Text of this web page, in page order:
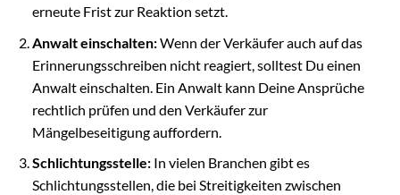
erneute Frist zur Reaktion setzt.
Anwalt einschalten:Wenn der Verkäufer auch auf das
Erinnerungsschreiben nicht reagiert, solltest Du einen
Anwalt einschalten. Ein Anwalt kann Deine Ansprüche
rechtlich prüfen und den Verkäufer zur
Mängelbeseitigung auffordern.
Schlichtungsstelle:In vielen Branchen gibt es
Schlichtungsstellen, die bei Streitigkeiten zwischen